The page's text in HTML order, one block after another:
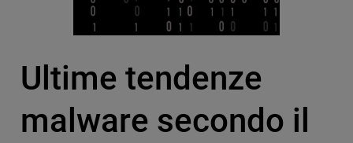
Ultime tendenze
malware secondo il